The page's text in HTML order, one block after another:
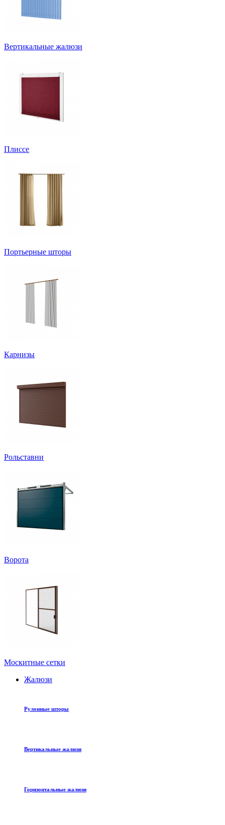
Вертикальные жалюзи
Плиссе
Портьерные шторы
Карнизы
Рольставни
Ворота
Москитные сетки
Жалюзи
Рулонные шторы
Вертикальные жалюзи
Горизонтальные жалюзи